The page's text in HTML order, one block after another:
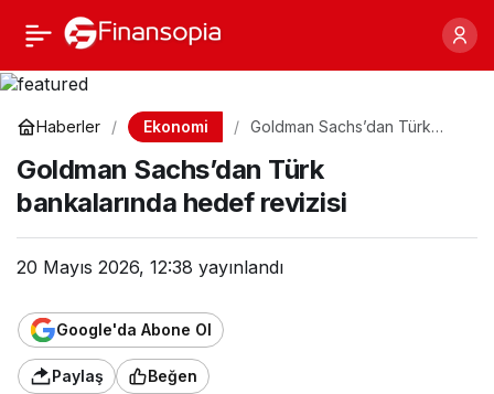
Haberler Ekonomi
Goldman Sachs’dan Türk
Goldman Sachs’dan Türk
bankalarında hedef revizisi
20 Mayıs 2026, 12:38 yayınlandı
Google'da Abone Ol
Paylaş Beğen
Goldman Sachs’dan
Türk bankalarında
Paylaş